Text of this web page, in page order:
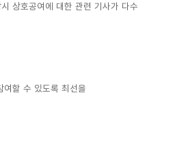
상호공여에 대한 관련 기사가 다수
할 수 있도록 최선을